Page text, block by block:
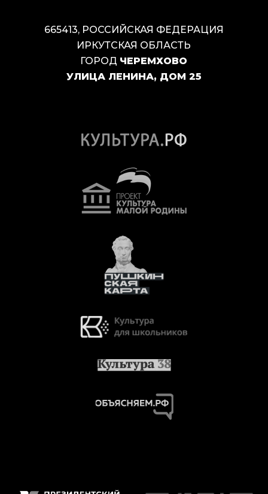
665413, РОССИЙСКАЯ ФЕДЕРАЦИЯ
ИРКУТСКАЯ ОБЛАСТЬ
ГОРОД ЧЕРЕМХОВО
УЛИЦА ЛЕНИНА, ДОМ 25